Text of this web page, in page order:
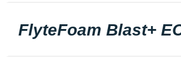
FlyteFoam Blast+